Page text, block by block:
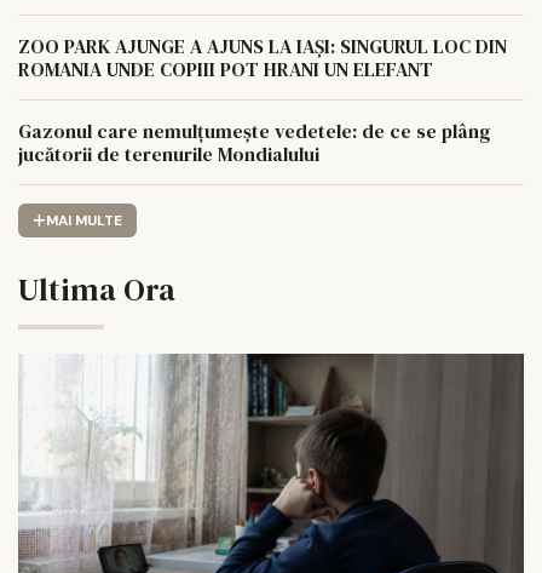
ZOO PARK AJUNGE A AJUNS LA IAȘI: SINGURUL LOC DIN
ROMANIA UNDE COPIII POT HRANI UN ELEFANT
Gazonul care nemulțumește vedetele: de ce se plâng
jucătorii de terenurile Mondialului
MAI MULTE
Ultima Ora